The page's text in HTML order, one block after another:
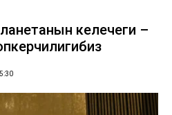
келечеги –